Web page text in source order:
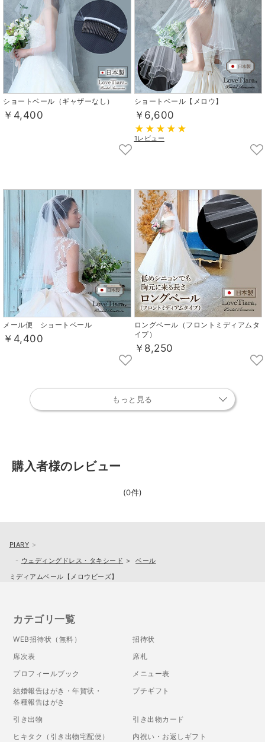
ショートベール（ギャザーなし）
￥4,400
ショートベール【メロウ】
￥6,600
1レビュー
メール便 ショートベール
￥4,400
ロングベール（フロントミディアムタ
イプ）
￥8,250
もっと見る
購入者様のレビュー
(0件)
PIARY
ウェディングドレス・タキシード
ベール
ミディアムベール【メロウビーズ】
カテゴリ一覧
WEB招待状（無料）
招待状
席次表
席札
プロフィールブック
メニュー表
結婚報告はがき・年賀状・
各種報告はがき
プチギフト
引き出物
引き出物カード
ヒキタク（引き出物宅配便）
内祝い・お返しギフト